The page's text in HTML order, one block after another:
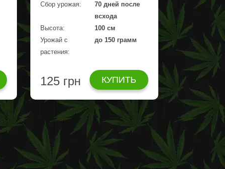
Сбор урожая:
70 дней после
всхода
Высота:
100 см
Урожай с
растения:
до 150 грамм
125 грн КУПИТЬ